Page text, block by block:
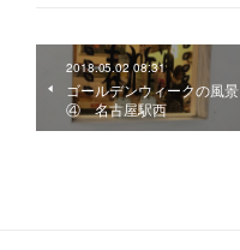
2018.05.02 08:31
ゴールデンウィークの風景
④ 名古屋駅西